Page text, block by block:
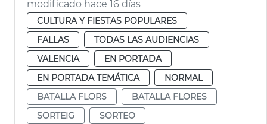
modificado hace 16 días
CULTURA Y FIESTAS POPULARES
FALLAS
TODAS LAS AUDIENCIAS
VALENCIA
EN PORTADA
EN PORTADA TEMÁTICA
NORMAL
BATALLA FLORS
BATALLA FLORES
SORTEIG
SORTEO